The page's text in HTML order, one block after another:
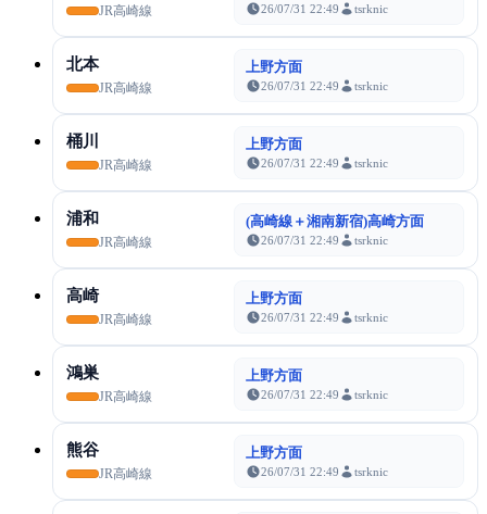
JR高崎線 26/07/31 22:49 tsrknic
北本
JR高崎線
上野方面
26/07/31 22:49 tsrknic
桶川
JR高崎線
上野方面
26/07/31 22:49 tsrknic
浦和
JR高崎線
(高崎線＋湘南新宿)高崎方面
26/07/31 22:49 tsrknic
高崎
JR高崎線
上野方面
26/07/31 22:49 tsrknic
鴻巣
JR高崎線
上野方面
26/07/31 22:49 tsrknic
熊谷
JR高崎線
上野方面
26/07/31 22:49 tsrknic